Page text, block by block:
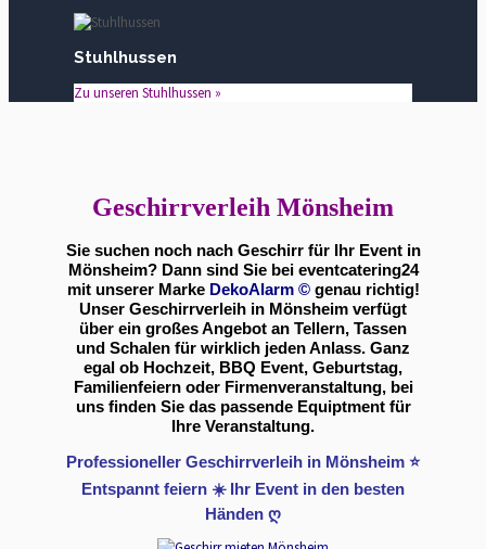
Stuhlhussen
Zu unseren Stuhlhussen »
Geschirrverleih Mönsheim
Sie suchen noch nach Geschirr für Ihr Event in
Mönsheim? Dann sind Sie bei eventcatering24
mit unserer Marke DekoAlarm ©genau richtig!
Unser Geschirrverleih in Mönsheim verfügt
über ein großes Angebot an Tellern, Tassen
und Schalen für wirklich jeden Anlass. Ganz
egal ob Hochzeit, BBQ Event, Geburtstag,
Familienfeiern oder Firmenveranstaltung, bei
uns finden Sie das passende Equiptment für
Ihre Veranstaltung.
Professioneller Geschirrverleih in Mönsheim ⭐
Entspannt feiern ☀️ Ihr Event in den besten
Händen ღ